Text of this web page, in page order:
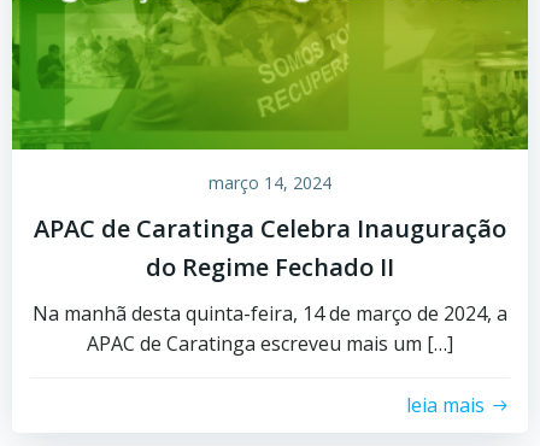
março 14, 2024
APAC de Caratinga Celebra Inauguração
do Regime Fechado II
Na manhã desta quinta-feira, 14 de março de 2024, a
APAC de Caratinga escreveu mais um […]
leia mais